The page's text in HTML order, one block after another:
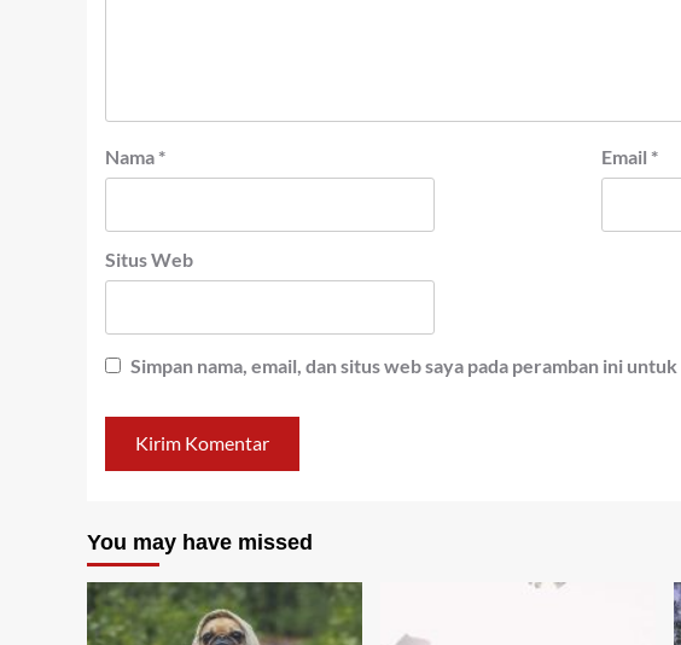
Nama * Email *
Situs Web
Simpan nama, email, dan situs web saya pada peramban ini
You may have missed